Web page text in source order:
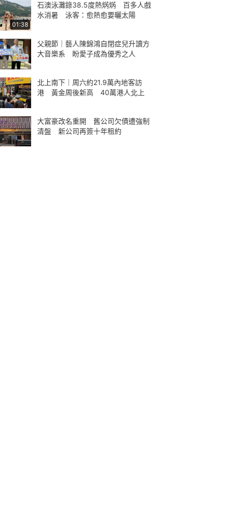
01:38
石澳泳灘錄38.5度熱焫焫 百多人戲
水消暑 泳客：愈熱愈要曬太陽
父親節｜藝人陳錦鴻自閉症兒升讀方
大音樂系 盼愛子成為優秀之人
北上南下｜周六約21.9萬內地客訪
港 黃金周後新高 40萬港人北上
大富豪改名重開 舊公司欠債遭強制
清盤 新公司再簽十年租約